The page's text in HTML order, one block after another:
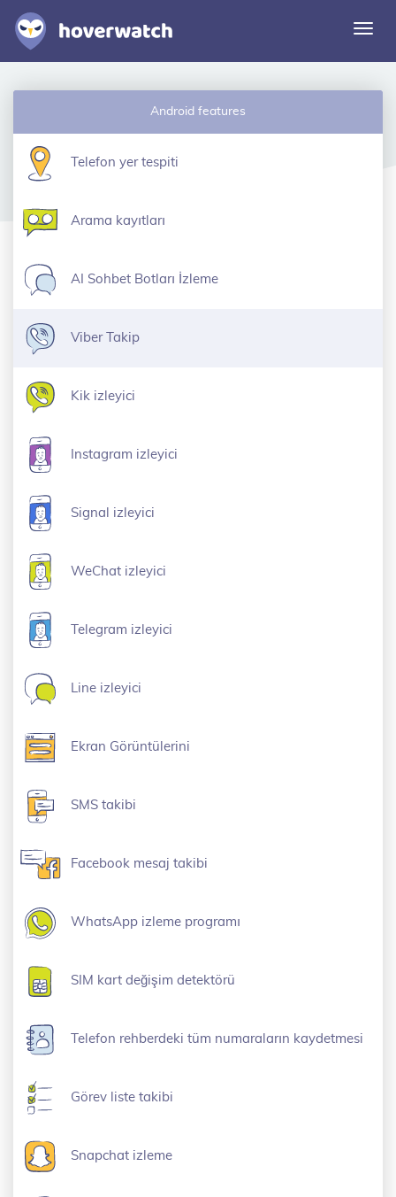
Özellikler
Android features
Telefon yer tespiti
Arama kayıtları
AI Sohbet Botları İzleme
Viber Takip
Kik izleyici
Instagram izleyici
Signal izleyici
WeChat izleyici
Telegram izleyici
Line izleyici
Ekran Görüntülerini
SMS takibi
Facebook mesaj takibi
WhatsApp izleme programı
SIM kart değişim detektörü
Telefon rehberdeki tüm numaraların kaydetmesi
Görev liste takibi
Snapchat izleme